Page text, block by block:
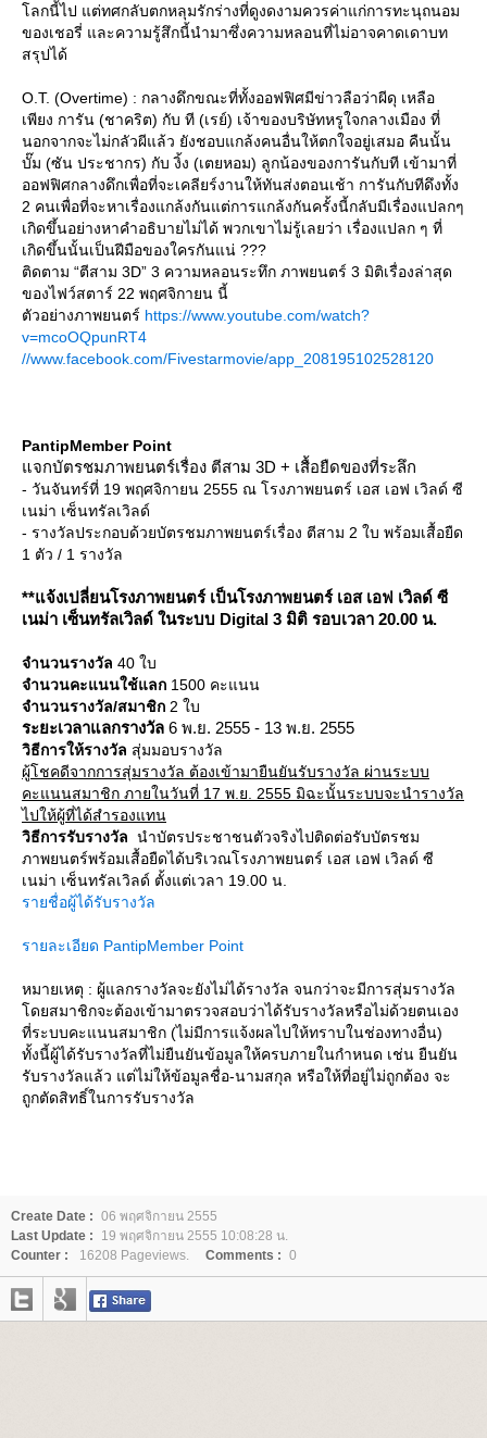
ลกนี้ไป แต่ทศกลับตกหลุมรักร่างที่ดูงดงามควรค่าแก่การทะนุถนอม
ของเชอรี่ และความรู้สึกนี้นำมาซึ่งความหลอนที่ไม่อาจคาดเดาบท
สรุปได้
O.T. (Overtime) : กลางดึกขณะที่ทั้งออฟฟิศมีข่าวลือว่าผีดุ เหลือ
เพียง การัน (ชาคริต) กับ ที (เรย์) เจ้าของบริษัทหรูใจกลางเมือง ที่
นอกจากจะไม่กลัวผีแล้ว ยังชอบแกล้งคนอื่นให้ตกใจอยู่เสมอ คืนนั้น
บั๊ม (ซัน ประชากร) กับ งิ้ง (เตยหอม) ลูกน้องของการันกับที เข้ามาที่
ออฟฟิศกลางดึกเพื่อที่จะเคลียร์งานให้ทันส่งตอนเช้า การันกับทีดึงทั้ง
2 คนเพื่อที่จะหาเรื่องแกล้งกันแต่การแกล้งกันครั้งนี้กลับมีเรื่องแปลกๆ
เกิดขึ้นอย่างหาคำอธิบายไม่ได้ พวกเขาไม่รู้เลยว่า เรื่องแปลก ๆ ที่
เกิดขึ้นนั้นเป็นฝีมือของใครกันแน่ ???
ติดตาม “ตีสาม 3D” 3 ความหลอนระทึก ภาพยนตร์ 3 มิติเรื่องล่าสุด
ของไฟว์สตาร์ 22 พฤศจิกายน นี้
ตัวอย่างภาพยนตร์ https://www.youtube.com/watch?
v=mcoOQpunRT4
//www.facebook.com/Fivestarmovie/app_208195102528120
PantipMember Point
จกบัตรชมภาพยนตร์เรื่อง ตีสาม 3D + เสื้อยืดของที่ระลึก
- วันจันทร์ที่ 19 พฤศจิกายน 2555 ณ โรงภาพยนตร์ เอส เอฟ เวิลด์ ซี
เนม่า เซ็นทรัลเวิลด์
- รางวัลประกอบด้วยบัตรชมภาพยนตร์เรื่อง ตีสาม 2 ใบ พร้อมเสื้อยืด
1 ตัว / 1 รางวัล
**แจ้งเปลี่ยนโรงภาพยนตร์ เป็นโรงภาพยนตร์ เอส เอฟ เวิลด์ ซี
เนม่า เซ็นทรัลเวิลด์ ในระบบ Digital 3 มิติ รอบเวลา 20.00 น.
จำนวนรางวัล 40 ใบ
จำนวนคะแนนใช้แลก 1500 คะแนน
จำนวนรางวัล/สมาชิก 2 ใบ
ระยะเวลาแลกรางวัล 6 พ.ย. 2555 - 13 พ.ย. 2555
วิธีการให้รางวัล สุ่มมอบรางวัล
ผู้โชคดีจากการสุ่มรางวัล ต้องเข้ามายืนยันรับรางวัล ผ่านระบบ
คะแนนสมาชิก ภายในวันที่ 17 พ.ย. 2555 มิฉะนั้นระบบจะนำรางวัล
ไปให้ผู้ที่ได้สำรองแทน
วิธีการรับรางวัล นำบัตรประชาชนตัวจริงไปติดต่อรับบัตรชม
ภาพยนตร์พร้อมเสื้อยืดได้บริเวณโรงภาพยนตร์ เอส เอฟ เวิลด์ ซี
เนม่า เซ็นทรัลเวิลด์ ตั้งแต่เวลา 19.00 น.
รายชื่อผู้ได้รับรางวัล
รายละเอียด PantipMember Point
หมายเหตุ : ผู้แลกรางวัลจะยังไม่ได้รางวัล จนกว่าจะมีการสุ่มรางวัล
ดยสมาชิกจะต้องเข้ามาตรวจสอบว่าได้รับรางวัลหรือไม่ด้วยตนเอง
ที่ระบบคะแนนสมาชิก (ไม่มีการแจ้งผลไปให้ทราบในช่องทางอื่น)
ทั้งนี้ผู้ได้รับรางวัลที่ไม่ยืนยันข้อมูลให้ครบภายในกำหนด เช่น ยืนยัน
รับรางวัลแล้ว แต่ไม่ให้ข้อมูลชื่อ-นามสกุล หรือให้ที่อยู่ไม่ถูกต้อง จะ
ถูกตัดสิทธิ์ในการรับรางวัล
Create Date : 06 พฤศจิกายน 2555
Last Update :
19 พฤศจิกายน 2555 10:08:28 น.
Counter :
16208 Pageviews. Comments : 0